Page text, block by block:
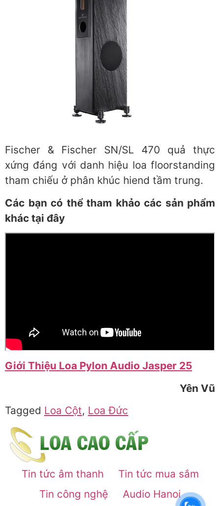
Fischer & Fischer SN/SL 470 quả thực
xứng đáng với danh hiệu loa floorstanding
tham chiếu ở phân khúc hiend tầm trung.
Các bạn có thể tham khảo các sản phẩm
khác tại đây
Giới Thiệu Loa Pylon Audio Jasper 25
Yên Vũ
Tagged Loa Cột, Loa Đức
Tin tức âm thanh
Tin tức mua sắm
Tin công nghệ
Audio Hanoi